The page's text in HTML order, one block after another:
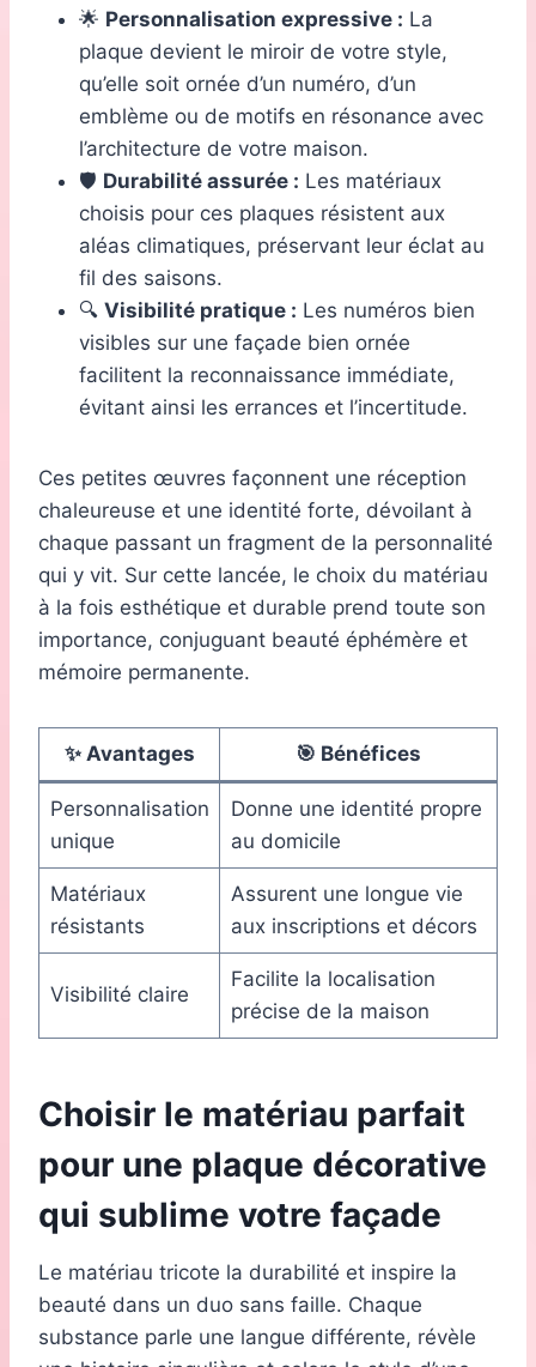
🌟 Personnalisation expressive : La
plaque devient le miroir de votre style,
qu’elle soit ornée d’un numéro, d’un
emblème ou de motifs en résonance avec
l’architecture de votre maison.
🛡️ Durabilité assurée : Les matériaux
choisis pour ces plaques résistent aux
aléas climatiques, préservant leur éclat au
fil des saisons.
🔍 Visibilité pratique : Les numéros bien
visibles sur une façade bien ornée
facilitent la reconnaissance immédiate,
évitant ainsi les errances et l’incertitude.
Ces petites œuvres façonnent une réception
chaleureuse et une identité forte, dévoilant à
chaque passant un fragment de la personnalité
qui y vit. Sur cette lancée, le choix du matériau
à la fois esthétique et durable prend toute son
importance, conjuguant beauté éphémère et
mémoire permanente.
✨ Avantages 🎯 Bénéfices
Personnalisation
unique
Donne une identité propre
au domicile
Matériaux
résistants
Assurent une longue vie
aux inscriptions et décors
Visibilité claire
Facilite la localisation
précise de la maison
Choisir le matériau parfait
pour une plaque décorative
qui sublime votre façade
Le matériau tricote la durabilité et inspire la
beauté dans un duo sans faille. Chaque
substance parle une langue différente, révèle